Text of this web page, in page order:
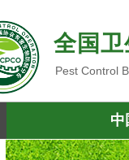
全国
Pest Control
中